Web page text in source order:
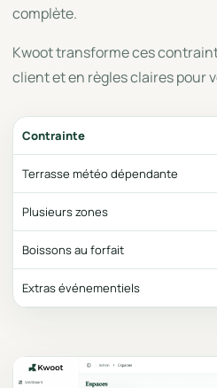
complète.
Kwoot transforme ces
client et en règles claires pour
Contrainte
Terrasse météo dépendante
Plusieurs zones
Boissons au forfait
Extras événementiels